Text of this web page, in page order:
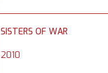
SISTERS OF WAR
2010